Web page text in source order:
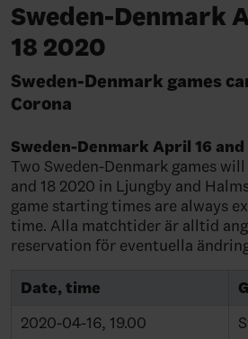
Sweden-Denmark
18 2020
Sweden-Denmark games
Corona
Sweden-Denmark April 16 and
Two Sweden-Denmark games
and 18 2020 in Ljungby and
game starting times are always
time. Alla matchtider är alltid
reservation för eventuella
Date, time
2020-04-16, 19.00